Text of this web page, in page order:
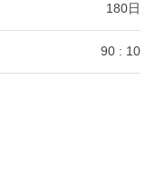
180日
90 : 10